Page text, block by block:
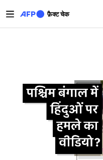
फ़ैक्ट चेक
प्राथमिक टैब्स